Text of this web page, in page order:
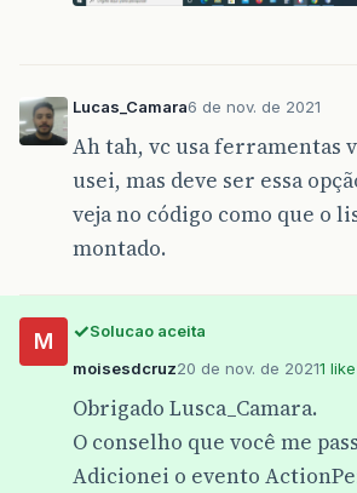
Lucas_Camara6 de nov. de 2021
Ah tah, vc usa ferramentas
usei, mas deve ser essa
veja no código como que o
montado.
M
Solucao aceita
moisesdcruz20 de nov. de 20211 like
Obrigado Lusca_Camara.
O conselho que você me
Adicionei o evento